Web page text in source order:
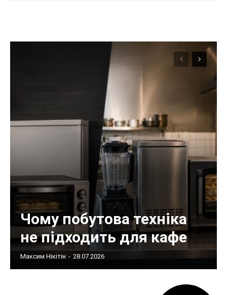
Чому побутова техніка
не підходить для кафе
Максим Нікітін - 28.07.2026